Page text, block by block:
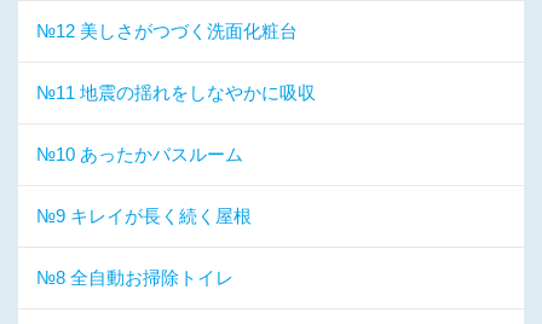
№12 美しさがつづく洗面化粧台
№11 地震の揺れをしなやかに吸収
№10 あったかバスルーム
№9 キレイが長く続く屋根
№8 全自動お掃除トイレ